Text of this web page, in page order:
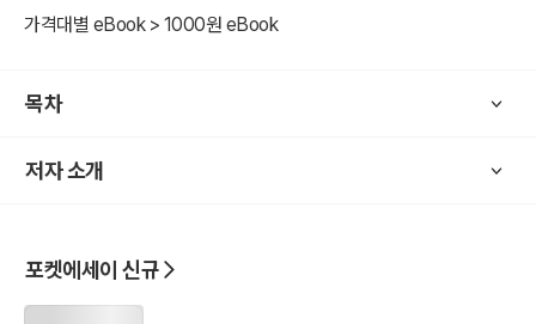
가격대별 eBook > 1000원 eBook
목차
저자 소개
포켓에세이 신규